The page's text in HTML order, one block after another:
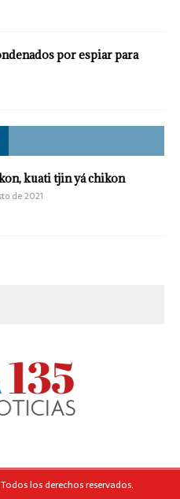
por espiar para
kuati tjin yá chikon
de 2021
Todos los derechos reservados.